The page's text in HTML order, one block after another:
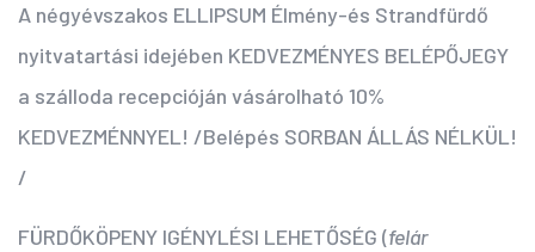
A négyévszakos ELLIPSUM Élmény-és Strandfürdő
nyitvatartási idejében KEDVEZMÉNYES BELÉPŐJEGY
a szálloda recepcióján vásárolható 10%
KEDVEZMÉNNYEL! /Belépés SORBAN ÁLLÁS NÉLKÜL!
/
FÜRDŐKÖPENY IGÉNYLÉSI LEHETŐSÉG (felár